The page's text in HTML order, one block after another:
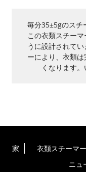
毎分35±5gのスチ
この衣類スチー
うに設計されて
ーにより、衣類
くなります
家 衣類スチーマー
ニュ